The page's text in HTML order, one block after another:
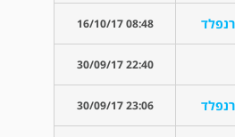
08:48 16/10/17
22:40 30/09/17
23:06 30/09/17